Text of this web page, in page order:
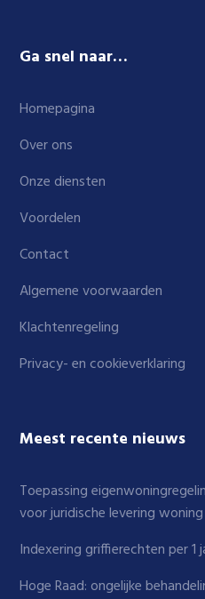
Ga snel naar…
Homepagina
Over ons
Onze diensten
Voordelen
Contact
Algemene voorwaarden
Klachtenregeling
Privacy- en cookieverklaring
Meest recente nieuws
Toepassing
voor juridische levering woning
Indexering griffierechten per 1
Hoge Raad: ongelijke